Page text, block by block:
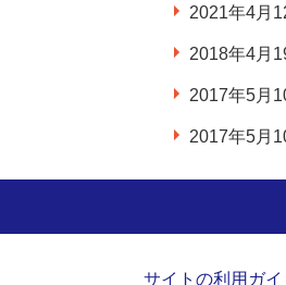
2021年4月
2018年4月
2017年5月
2017年5月
サイトの利用ガイ